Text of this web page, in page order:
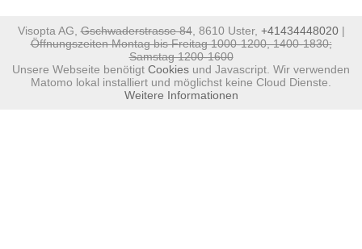
Visopta AG,Gschwaderstrasse 84, 8610 Uster, +41434448020|
Öffnungszeiten Montag bis Freitag 1000-1200, 1400-1830;
Samstag 1200-1600
Unsere Webseite benötigt Cookies und Javascript. Wir verwenden
Matomo lokal installiert und möglichst keine Cloud Dienste.
Weitere Informationen